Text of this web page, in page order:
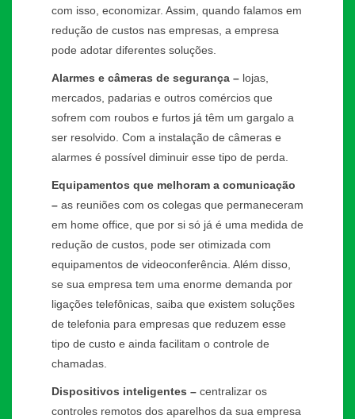
com isso, economizar. Assim, quando falamos em
redução de custos nas empresas, a empresa
pode adotar diferentes soluções.
Alarmes e câmeras de segurança – lojas,
mercados, padarias e outros comércios que
sofrem com roubos e furtos já têm um gargalo a
ser resolvido. Com a instalação de câmeras e
alarmes é possível diminuir esse tipo de perda.
Equipamentos que melhoram a comunicação
– as reuniões com os colegas que permaneceram
em home office, que por si só já é uma medida de
redução de custos, pode ser otimizada com
equipamentos de videoconferência. Além disso,
se sua empresa tem uma enorme demanda por
ligações telefônicas, saiba que existem soluções
de telefonia para empresas que reduzem esse
tipo de custo e ainda facilitam o controle de
chamadas.
Dispositivos inteligentes – centralizar os
controles remotos dos aparelhos da sua empresa